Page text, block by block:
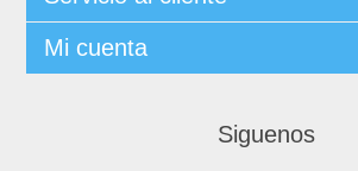
Mi cuenta
Siguenos